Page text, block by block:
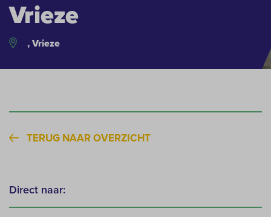
Vrieze
, Vrieze
TERUG NAAR OVERZICHT
Direct naar: